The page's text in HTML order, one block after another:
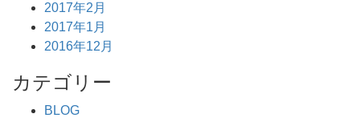
2017年2月
2017年1月
2016年12月
カテゴリー
BLOG